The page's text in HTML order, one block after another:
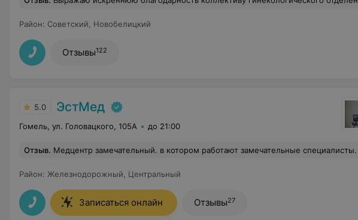
Район: Советский Новобелицкий
Отзывы122
5.0 ЭстМед
Гомель, ул. Головацкого, 105А до 21:00
Отзыв. Медцентр замечательный. в котором работают замечательные специалисты. Отдельно хочу поблагодарить крутого специалиста Ашомко Василий Федорович за его профессионализм! Очень добрый, вежливый, грамотный специлист, прием прошел быстро и качественно! Спасибо!
Район: Железнодорожный Центральный
Записаться онлайн Отзывы27